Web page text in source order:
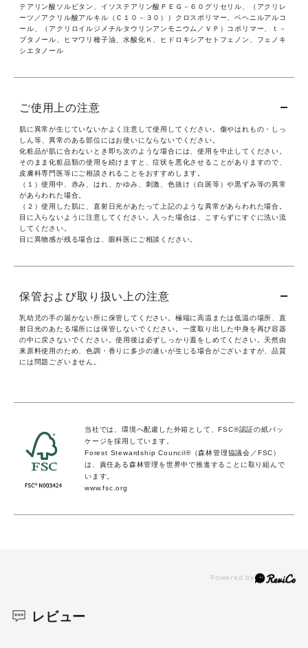
テアリン酸ソルビタン、イソステアリン酸ＰＥＧ－６０グリセリル、（アクリレ
ーツ／アクリル酸アルキル（Ｃ１０－３０））クロスポリマー、ベヘニルアルコ
ール、（アクリロイルジメチルタウリンアンモニウム／ＶＰ）コポリマー、ｔ－
ブタノール、ヒマワリ種子油、水酸化Ｋ、ヒドロキシアセトフェノン、フェノキ
シエタノール
ご使用上の注意
肌に異常が生じていないかよく注意して使用してください。傷やはれもの・しっ
しん等、異常のある部位にはお使いにならないでください。
化粧品が肌に合わないとき即ち次のような場合には、使用を中止してください。
そのまま化粧品類の使用を続けますと、症状を悪化させることがありますので、
皮膚科専門医等にご相談されることをおすすめします。
（１）使用中、赤み、はれ、かゆみ、刺激、色抜け（白斑等）や黒ずみ等の異常
があらわれた場合。
（２）使用した肌に、直射日光があたって上記のような異常があらわれた場合。
目に入らないように注意してください。入った場合は、こすらずにすぐに洗い流
してください。
目に異物感が残る場合は、眼科医にご相談ください。
保管および取り扱い上の注意
乳幼児の手の届かない所に保管してください。極端に高温または低温の場所、直
射日光のあたる場所には保管しないでください。一度取り出した中身を再び容器
の中に戻さないでください。使用後は必ずしっかり蓋をしめてください。天然由
来原料使用のため、色調・香りに多少の違いが生じる場合がございますが、品質
には問題ございません。
当社では、環境へ配慮した外箱として、FSC®認証の紙パッ
ケージを採用しています。
Forest Stewardship Council®（森林管理協議会／FSC）
は、責任ある森林管理を世界中で推進することに取り組んで
います。
www.fsc.org
レビュー